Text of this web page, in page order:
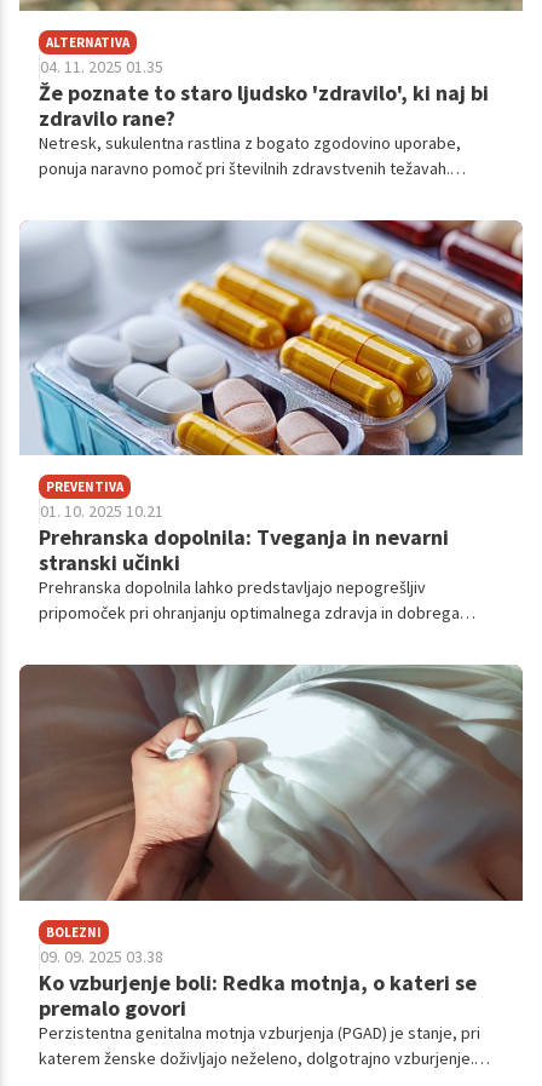
ALTERNATIVA
04. 11. 2025 01.35
Že poznate to staro ljudsko 'zdravilo', ki naj bi
zdravilo rane?
Netresk, sukulentna rastlina z bogato zgodovino uporabe,
ponuja naravno pomoč pri številnih zdravstvenih težavah.
vera, ter predstavlja prvo pomoč pri opeklinah in pikih. Njegova
protivnetna in antiseptična svojstva blažijo bolečine.
PREVENTIVA
01. 10. 2025 10.21
Prehranska dopolnila: Tveganja in nevarni
stranski učinki
Prehranska dopolnila lahko predstavljajo nepogrešljiv
pripomoček pri ohranjanju optimalnega zdravja in dobrega
tveganj in zahtevajo premišljen pristop k uporabi.
BOLEZNI
09. 09. 2025 03.38
Ko vzburjenje boli: Redka motnja, o kateri se
premalo govori
Perzistentna genitalna motnja vzburjenja (PGAD) je stanje, pri
katerem ženske doživljajo neželeno, dolgotrajno vzburjenje.